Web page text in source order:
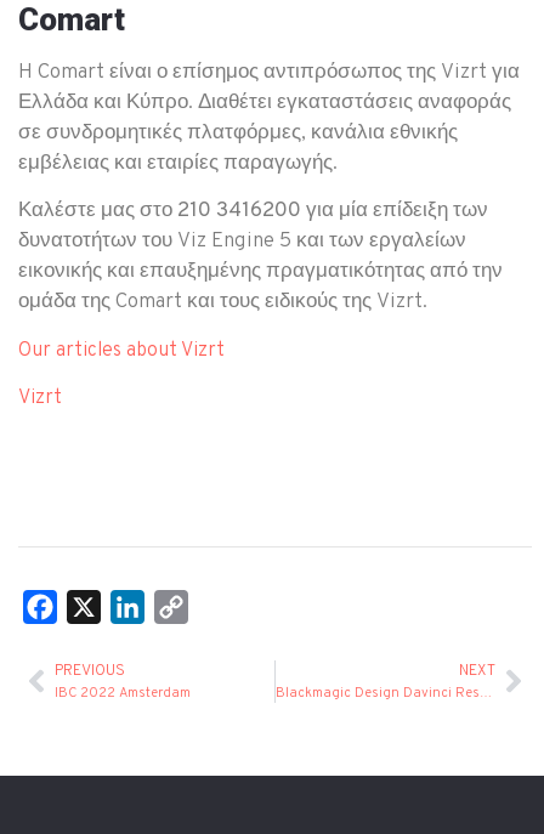
Comart
H Comart είναι ο επίσημος αντιπρόσωπος της Vizrt για
Ελλάδα και Κύπρο. Διαθέτει εγκαταστάσεις αναφοράς
σε συνδρομητικές πλατφόρμες, κανάλια εθνικής
εμβέλειας και εταιρίες παραγωγής.
Καλέστε μας στο 210 3416200 για μία επίδειξη των
δυνατοτήτων του Viz Engine 5 και των εργαλείων
εικονικής και επαυξημένης πραγματικότηταςαπό την
ομάδα της Comart και τους ειδικούς της Vizrt.
Our articles about Vizrt
Vizrt
Facebook LinkedIn
PREVIOUS
IBC 2022 Amsterdam
NEXT
Blackmagic Design Davinci Resolve